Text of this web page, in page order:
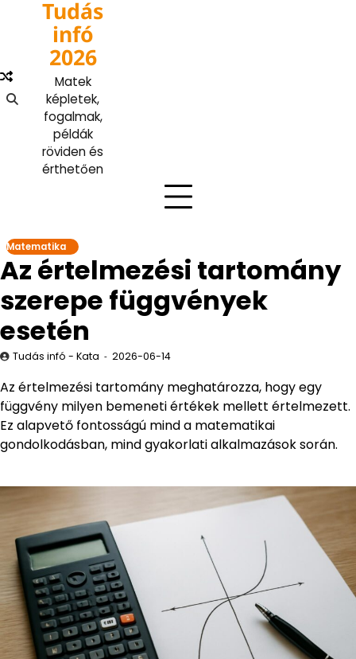
Tudás
infó
2026
Matek
képletek,
fogalmak,
példák
röviden és
érthetően
Matematika
Az értelmezési tartomány
szerepe függvények
esetén
Tudás infó - Kata 2026-06-14
Az értelmezési tartomány meghatározza, hogy egy
függvény milyen bemeneti értékek mellett értelmezett.
Ez alapvető fontosságú mind a matematikai
gondolkodásban, mind gyakorlati alkalmazások során.